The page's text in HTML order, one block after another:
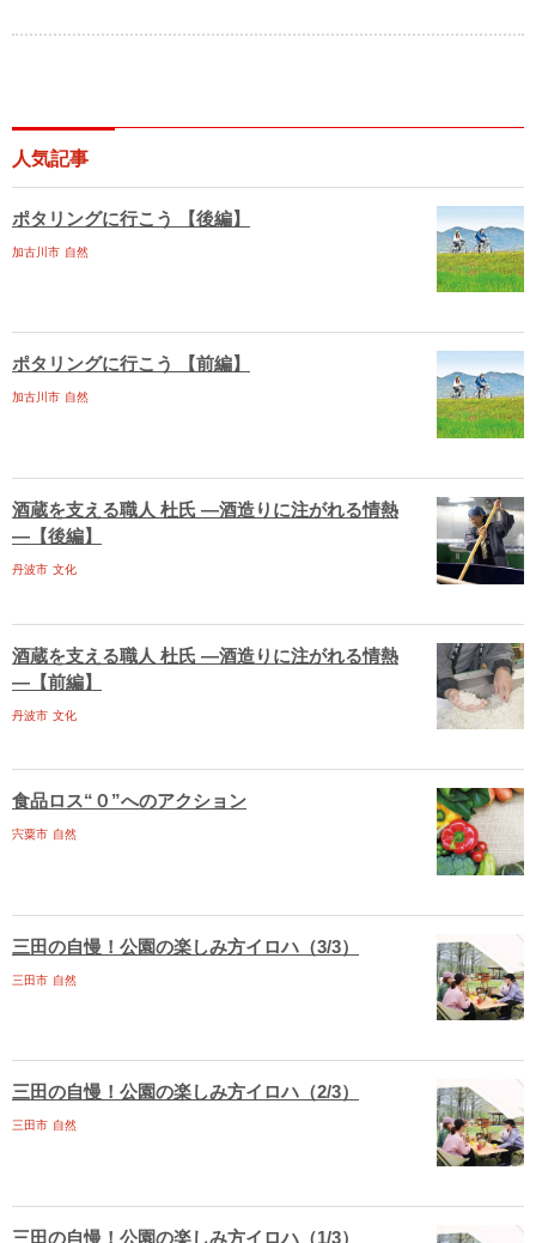
人気記事
ポタリングに行こう 【後編】
加古川市 自然
ポタリングに行こう 【前編】
加古川市 自然
酒蔵を支える職人 杜氏 ―酒造りに注がれる情熱
―【後編】
丹波市 文化
酒蔵を支える職人 杜氏 ―酒造りに注がれる情熱
―【前編】
丹波市 文化
食品ロス“０”へのアクション
宍粟市 自然
三田の自慢！公園の楽しみ方イロハ（3/3）
三田市 自然
三田の自慢！公園の楽しみ方イロハ（2/3）
三田市 自然
三田の自慢！公園の楽しみ方イロハ（1/3）